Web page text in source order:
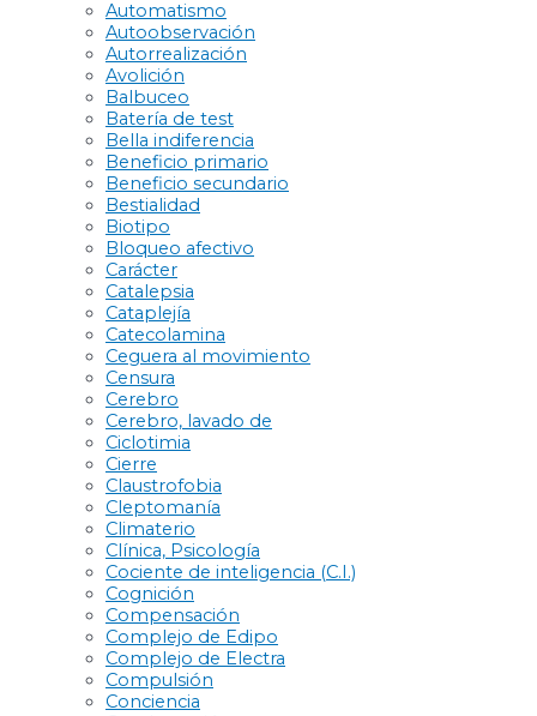
Automatismo
Autoobservación
Autorrealización
Avolición
Balbuceo
Batería de test
Bella indiferencia
Beneficio primario
Beneficio secundario
Bestialidad
Biotipo
Bloqueo afectivo
Carácter
Catalepsia
Cataplejía
Catecolamina
Ceguera al movimiento
Censura
Cerebro
Cerebro, lavado de
Ciclotimia
Cierre
Claustrofobia
Cleptomanía
Climaterio
Clínica, Psicología
Cociente de inteligencia (C.I.)
Cognición
Compensación
Complejo de Edipo
Complejo de Electra
Compulsión
Conciencia